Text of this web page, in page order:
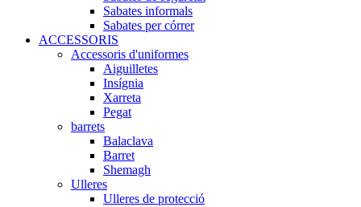
Sabates informals
Sabates per córrer
ACCESSORIS
Accessoris d'uniformes
Aiguilletes
Insígnia
Xarreta
Pegat
barrets
Balaclava
Barret
Shemagh
Ulleres
Ulleres de protecció